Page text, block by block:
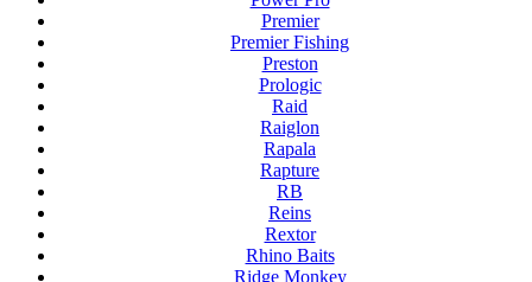
Premier
Premier Fishing
Preston
Prologic
Raid
Raiglon
Rapala
Rapture
RB
Reins
Rextor
Rhino Baits
Ridge Monkey